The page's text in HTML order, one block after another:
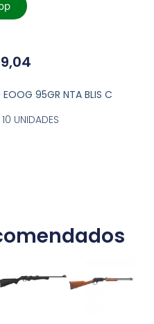
95GR NTA BLIS C
UNIDADES